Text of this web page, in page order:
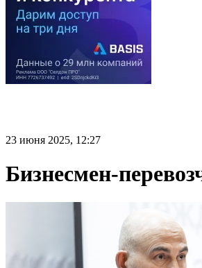
23 июня 2025, 12:27
Бизнесмен-